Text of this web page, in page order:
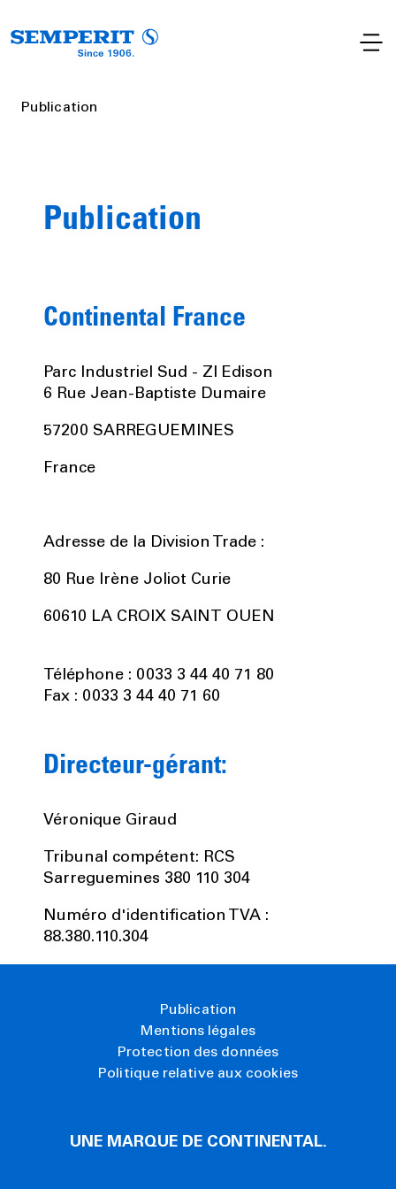
Publication
Publication
Continental France
Parc Industriel Sud - ZI Edison
6 Rue Jean-Baptiste Dumaire
57200 SARREGUEMINES
France
Adresse de la Division Trade :
80 Rue Irène Joliot Curie
60610 LA CROIX SAINT OUEN
Téléphone : 0033 3 44 40 71 80
Fax : 0033 3 44 40 71 60
Directeur-gérant:
Véronique Giraud
Tribunal compétent: RCS
Sarreguemines 380 110 304
Numéro d'identification TVA :
88.380.110.304
Publication
Mentions légales
Protection des données
Politique relative aux cookies
UNE MARQUE DE CONTINENTAL.